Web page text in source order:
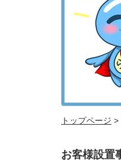
トップページ >
お客様設置